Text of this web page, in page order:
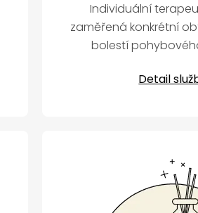
Individuální
zaměřená konkrétní
bolestí
Detail